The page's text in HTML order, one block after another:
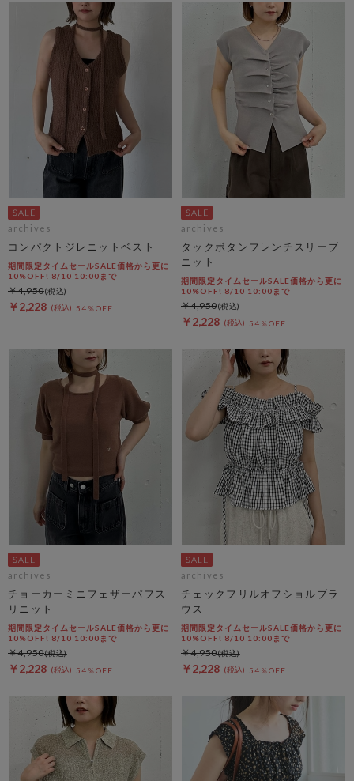
archives
コンパクトジレニットベスト
期間限定タイムセールSALE価格から更に
10%OFF! 8/10 10:00まで
￥2,228 54％OFF
￥4,950
archives
タックボタンフレンチスリーブ
ニット
期間限定タイムセールSALE価格から更に
10%OFF! 8/10 10:00まで
￥2,228 54％OFF
￥4,950
archives
チョーカーミニフェザーパフス
リニット
期間限定タイムセールSALE価格から更に
10%OFF! 8/10 10:00まで
￥2,228 54％OFF
￥4,950
archives
チェックフリルオフショルブラ
ウス
期間限定タイムセールSALE価格から更に
10%OFF! 8/10 10:00まで
￥2,228 54％OFF
￥4,950